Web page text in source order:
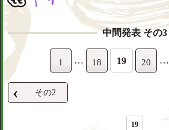
中間発表 その3
1 … 18 19 20 …
‹ その2
19